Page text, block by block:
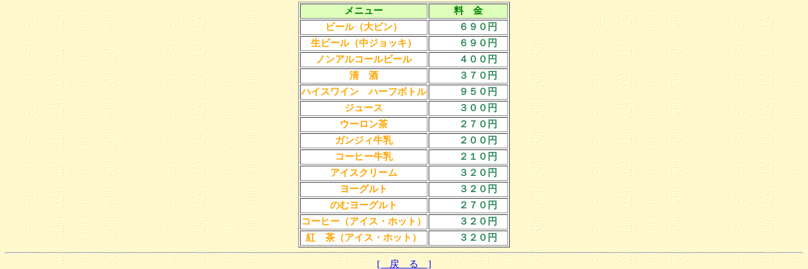
メニュー
料 金
ビール（大ビン）
６９０円
生ビール（中ジョッキ）
６９０円
ノンアルコールビール
４００円
清 酒
３７０円
ハイスワイン ハーフボトル
９５０円
ジュース
３００円
ウーロン茶
２７０円
ガンジィ牛乳
２００円
コーヒー牛乳
２１０円
アイスクリーム
３２０円
ヨーグルト
３２０円
のむヨーグルト
２７０円
コーヒー（アイス・ホット）
３２０円
紅 茶（アイス・ホット）
３２０円
[ 戻 る ]